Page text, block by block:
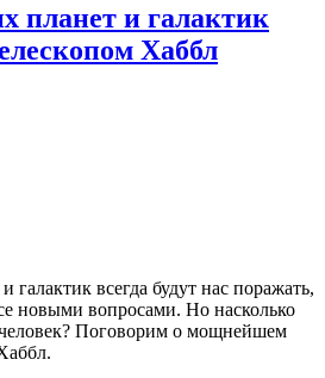
планет и галактик
Хаббл
всегда будут нас поражать,
новыми вопросами. Но насколько
человек? Поговорим о мощнейшем